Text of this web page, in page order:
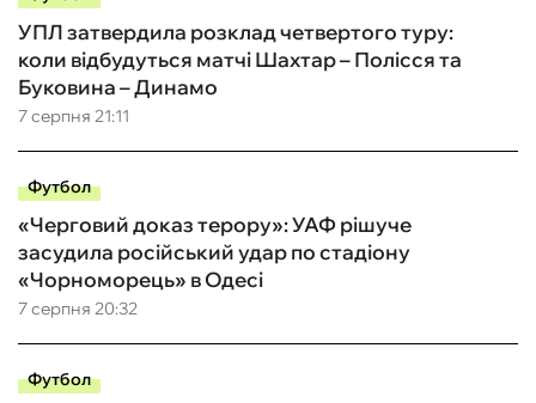
7 серпня 21:11
УПЛ затвердила розклад четвертого туру:
коли відбудуться матчі Шахтар – Полісся та
Буковина – Динамо
Футбол
7 серпня 20:32
«Черговий доказ терору»: УАФ рішуче
засудила російський удар по стадіону
«Чорноморець» в Одесі
Футбол